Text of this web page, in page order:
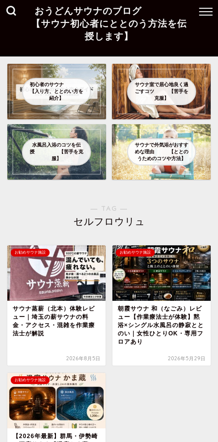
おうどんサウナのブログ
【サウナ初心者にととのう方法を伝
授します】
初心者のサウナ
【入り方、ととのい方を
紹介】
サウナ室で居心地良く過
ごすコツ 【苦手を
克服】
水風呂入浴のコツを伝
授 【苦手を克
服】
サウナで外気浴がおすす
めな理由 【ととの
うためのコツや方法】
― TAG ―
セルフロウリュ
お勧めサウナ施設
サウナ蒸薪（北本）体験レビ
ュー｜埼玉の薪サウナの料
金・アクセス・混雑を作業療
法士が解説
2026年8月5日
お勧めサウナ施設
朝霞サウナ 和（なごみ）レビ
ュー【作業療法士が体験】黙
浴×シングル水風呂の静寂とと
のい｜女性ひとりOK・専用フ
ロアあり
2026年5月29日
お勧めサウナ施設
【2026年最新】群馬・伊勢崎